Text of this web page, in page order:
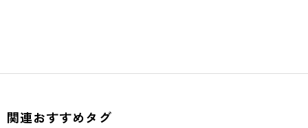
関連おすすめタグ